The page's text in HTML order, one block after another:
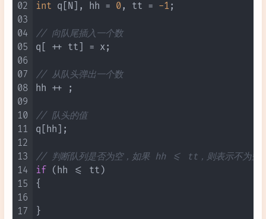
02
03
04
05
06
07
08
09
10
11
12
13
14
15
16
17
int q[N], hh = 0, tt = -1;
// 向队尾插入一个数
q[ ++ tt] = x;
// 从队头弹出一个数
hh ++ ;
// 队头的值
q[hh];
// 判断队列是否为空，如果 hh <= tt，则表示不为空
if (hh <= tt)
{